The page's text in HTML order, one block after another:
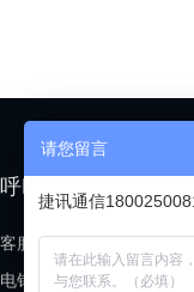
呼叫中心
客服呼叫中心
电销呼叫中心
请您留言
捷讯通信